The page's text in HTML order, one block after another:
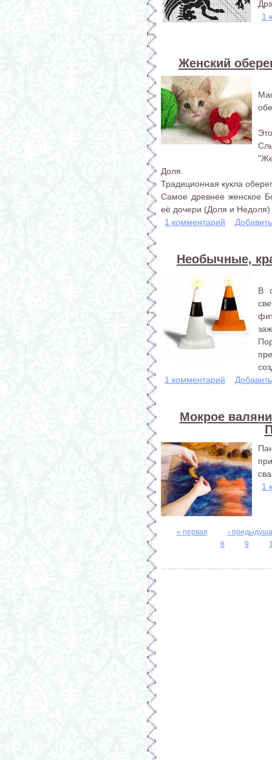
1
Женский
Доля.
Традиционная кукла
Самое древнее женское
её дочери (Доля и Недоля)
1 комментарий
Необычные,
В
1 комментарий
Мокрое
1
Страницы
« первая
‹
8
9